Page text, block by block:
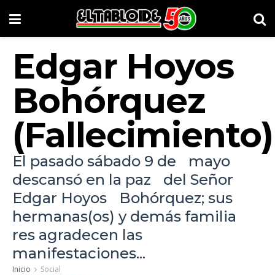
Edgar Hoyos
Bohórquez
(Fallecimiento)
El pasado sábado 9 de mayo
descansó en la paz del Señor
Edgar Hoyos Bohórquez; sus
hermanas(os) y demás familia
res agradecen las
manifestaciones...
Inicio Social